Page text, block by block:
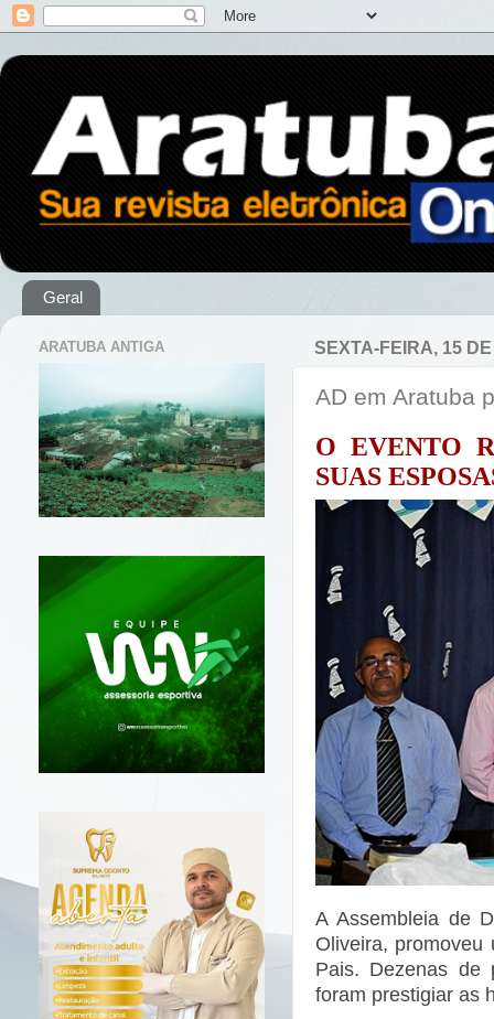
Geral
SEXTA-FEIRA, 15
AD em Aratuba
O EVENTO
SUAS
A Assembleia de
Oliveira,
Pais. Dezenas de
foram prestigiar as
ARATUBA ANTIGA